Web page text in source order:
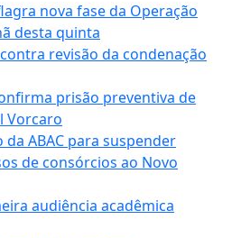
nova fase da Operação
desta quinta
revisão da condenação
prisão preventiva de
Vorcaro
ABAC para suspender
de consórcios ao Novo
audiência acadêmica